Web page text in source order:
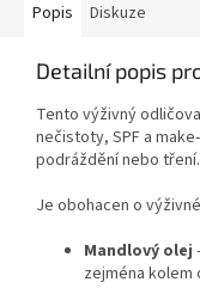
Popis Diskuze
Detailní popis
Tento výživný
nečistoty, SPF a
podráždění nebo tření.
Je obohacen o
Mandlový olej
zejména kolem